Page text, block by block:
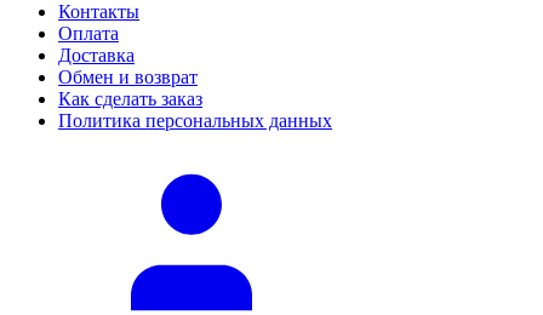
Контакты
Оплата
Доставка
Обмен и возврат
Как сделать заказ
Политика персональных данных